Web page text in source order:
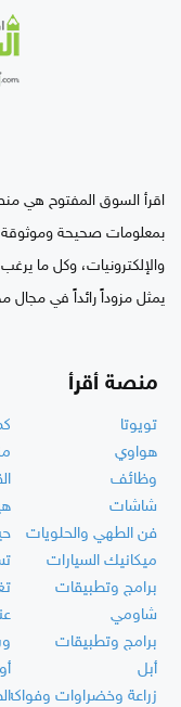
اقرأ السوق المفتوح هي
بمعلومات صحيحة وموثوقة
والإلكترونيات، وكل ما
يمثل مزوداً رائداً في مجال
منصة أقرأ
تويوتا
هواوي
وظائف
شاشات
فن الطهي والحلويات
ميكانيك السيارات
برامج وتطبيقات
شاومي
برامج وتطبيقات
أبل
زراعة وخضراوات وفواكه